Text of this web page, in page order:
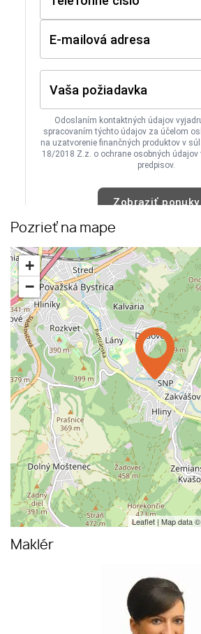
Pozrieť na mape
+
−
Leaflet | Map data ©
Maklér